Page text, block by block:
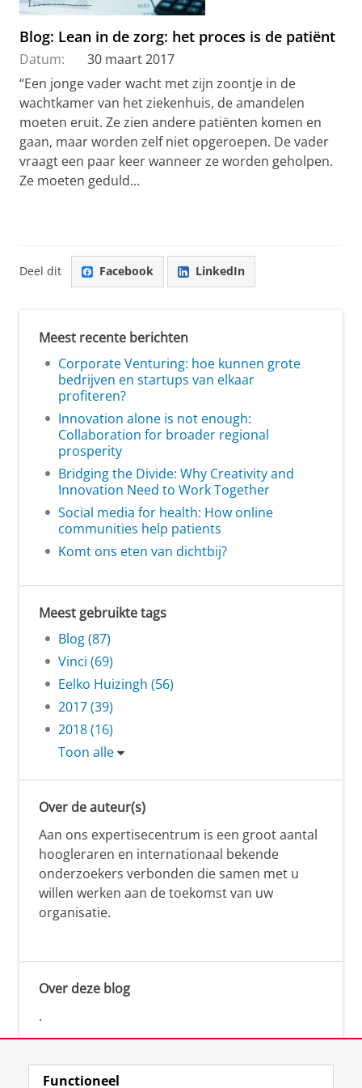
Blog: Lean in de zorg: het proces is de patiënt
Datum:
30 maart 2017
“Een jonge vader wacht met zijn zoontje in de
wachtkamer van het ziekenhuis, de amandelen
moeten eruit. Ze zien andere patiënten komen en
gaan, maar worden zelf niet opgeroepen. De vader
vraagt een paar keer wanneer ze worden geholpen.
Ze moeten geduld...
Deel dit Facebook LinkedIn
Meest recente berichten
Corporate Venturing: hoe kunnen grote
bedrijven en startups van elkaar
profiteren?
Innovation alone is not enough:
Collaboration for broader regional
prosperity
Bridging the Divide: Why Creativity and
Innovation Need to Work Together
Social media for health: How online
communities help patients
Komt ons eten van dichtbij?
Meest gebruikte tags
Blog (87)
Vinci (69)
Eelko Huizingh (56)
2017 (39)
2018 (16)
Toon alle
Over de auteur(s)
Aan ons expertisecentrum is een groot aantal
hoogleraren en internationaal bekende
onderzoekers verbonden die samen met u
willen werken aan de toekomst van uw
organisatie.
Over deze blog
.
Functioneel